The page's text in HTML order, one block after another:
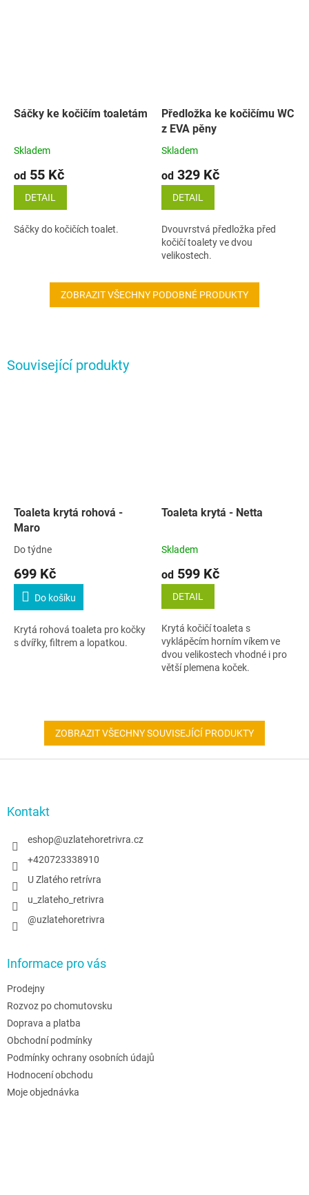
Související produkty
Toaleta krytá rohová -
Maro
Do týdne
699 Kč
Do košíku
Krytá rohová toaleta pro kočky
s dvířky, filtrem a lopatkou.
Toaleta krytá - Netta
Skladem
od 599 Kč
DETAIL
Krytá kočičí toaleta s
vyklápěcím horním víkem ve
dvou velikostech vhodné i pro
větší plemena koček.
ZOBRAZIT VŠECHNY SOUVISEJÍCÍ PRODUKTY
Sáčky ke kočičím toaletám
Skladem
od 55 Kč
DETAIL
Sáčky do kočičích toalet.
Předložka ke kočičímu WC
z EVA pěny
Skladem
od 329 Kč
DETAIL
Dvouvrstvá předložka před
kočičí toalety ve dvou
velikostech.
ZOBRAZIT VŠECHNY PODOBNÉ PRODUKTY
Kontakt
eshop@uzlatehoretrivra.cz
+420723338910
U Zlatého retrívra
u_zlateho_retrivra
@uzlatehoretrivra
Informace pro vás
Prodejny
Rozvoz po chomutovsku
Doprava a platba
Obchodní podmínky
Podmínky ochrany osobních údajů
Hodnocení obchodu
Moje objednávka